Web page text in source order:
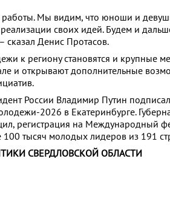
работы. Мы видим, что юноши и
своих идей. Будем и
сказал Денис Протасов.
к региону становятся и крупные
и открывают дополнительные
России Владимир Путин
2026 в Екатеринбурге.
регистрация на Международный
тысяч молодых лидеров из 191
СВЕРДЛОВСКОЙ ОБЛАСТИ